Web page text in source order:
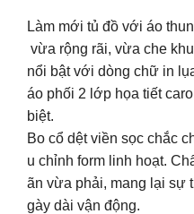
Làm mới tủ đồ với áo
vừa rộng rãi, vừa che
nổi bật với dòng chữ in
áo phối 2 lớp họa tiết
biệt.
Bo cổ dệt viền sọc chắc
u chỉnh form linh hoạt.
ãn vừa phải, mang lại sự
gày dài vận động.